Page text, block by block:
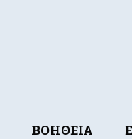
ΒΟΗΘΕΙΑ